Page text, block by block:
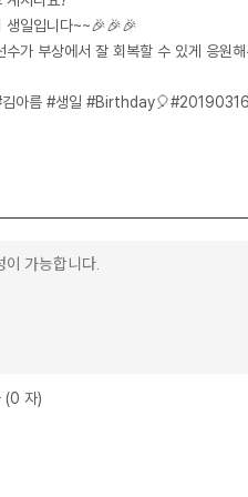
생일입니다~~🎉🎉🎉
수가 부상에서 잘 회복할 수 있게 응원
김아름 #생일
(0 자)